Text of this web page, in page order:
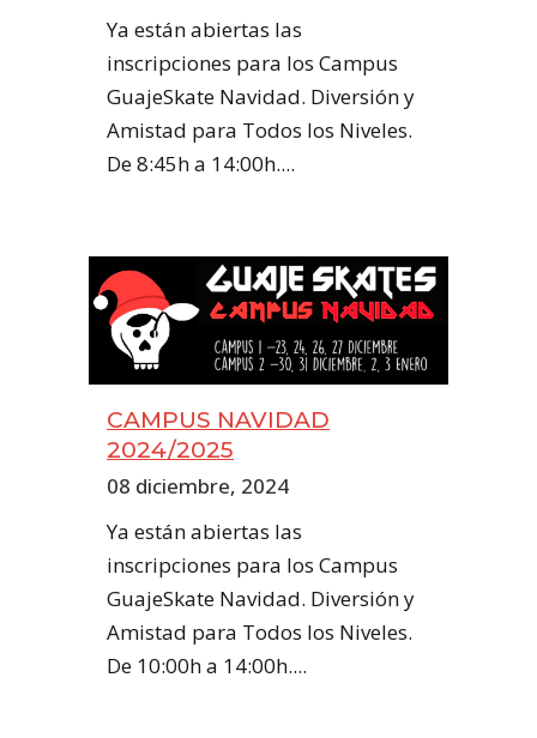
Ya están abiertas las
inscripciones para los Campus
GuajeSkate Navidad. Diversión y
Amistad para Todos los Niveles.
De 8:45h a 14:00h....
CAMPUS NAVIDAD
2024/2025
08 diciembre, 2024
Ya están abiertas las
inscripciones para los Campus
GuajeSkate Navidad. Diversión y
Amistad para Todos los Niveles.
De 10:00h a 14:00h....